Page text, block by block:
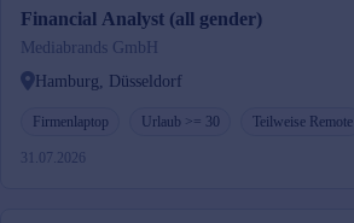
Financial Analyst (all gender)
Mediabrands GmbH
Hamburg, Düsseldorf
Firmenlaptop Urlaub >= 30 Teilweise Remote
31.07.2026